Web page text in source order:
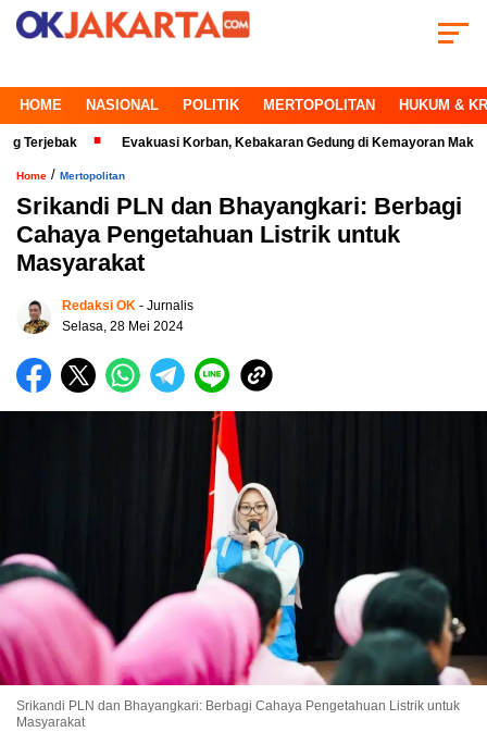
HOME NASIONAL POLITIK MERTOPOLITAN HUKUM &
Evakuasi Korban, Kebakaran Gedung di Kemayoran Makin Kritis
Home / Mertopolitan
Srikandi PLN dan Bhayangkari: Berbagi
Cahaya Pengetahuan Listrik untuk
Masyarakat
Redaksi OK - Jurnalis
Selasa, 28 Mei 2024
Srikandi PLN dan Bhayangkari: Berbagi Cahaya Pengetahuan Listrik untuk
Masyarakat